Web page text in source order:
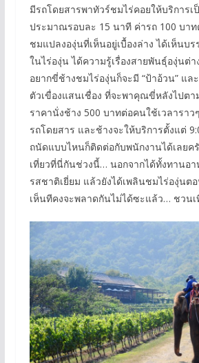
มีรถโดยสารพาทัวร์ชมไร่คอยให้บริการเ
ประมาณรอบละ 15 นาที ค่ารถ 100 บาท
ชมแปลงองุ่นที่เห็นอยู่เบื้องล่าง ได้เห็นบ
ในไร่องุ่น ได้ความรู้เรื่องสายพันธุ์องุ่นต่
อยากขี่ช้างชมไร่องุ่นก็จะมี “ป้าอ้วน” แล
ตัวเขื่องแสนเชื่อง ที่จะพาคุณขี่หลังไปตา
ราคานั่งช้าง 500 บาทต่อคนใช้เวลาราว
รถโดยสาร และช้างจะให้บริการตั้งแต่
ถนัดแบบไหนก็ติดต่อกับพนักงานได้เลยค
เที่ยวที่นี่กันช่วงนี้… นอกจากได้ทั้งทานอ
รสชาติเยี่ยม แล้วยังได้เพลินชมไร่องุ่นต
เห็นทีคงจะพลาดกันไม่ได้ซะแล้ว… ชวนเ